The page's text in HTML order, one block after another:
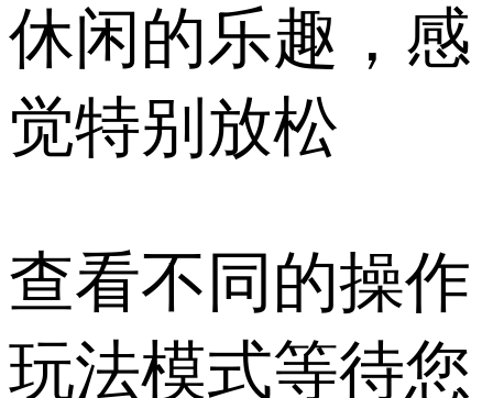
休闲的乐趣，感
觉特别放松
查看不同的操作
玩法模式等待您